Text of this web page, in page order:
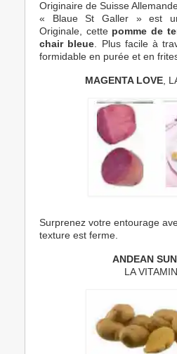
Originaire de Suisse
« Blaue St Galler » est
Originale, cettepomme de
chair bleue . Plus facile à
formidable en purée et en
MAGENTA LOVE,
Surprenez votre entourage
texture est ferme.
ANDEAN
LA